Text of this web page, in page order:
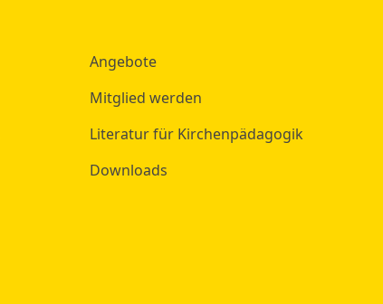
Angebote
Mitglied werden
Literatur für Kirchenpädagogik
Downloads